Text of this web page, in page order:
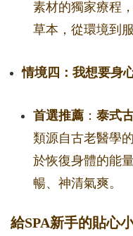
素材的獨家療程
草本，從環境到
情境四：我想要身
首選推薦 ： 泰式
類源自古老醫學
於恢復身體的能
暢、神清氣爽。
給SPA新手的貼心